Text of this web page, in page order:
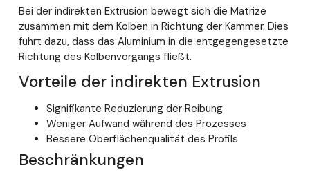
Bei der indirekten Extrusion bewegt sich die Matrize
zusammen mit dem Kolben in Richtung der Kammer. Dies
führt dazu, dass das Aluminium in die entgegengesetzte
Richtung des Kolbenvorgangs fließt.
Vorteile der indirekten Extrusion
Signifikante Reduzierung der Reibung
Weniger Aufwand während des Prozesses
Bessere Oberflächenqualität des Profils
Beschränkungen